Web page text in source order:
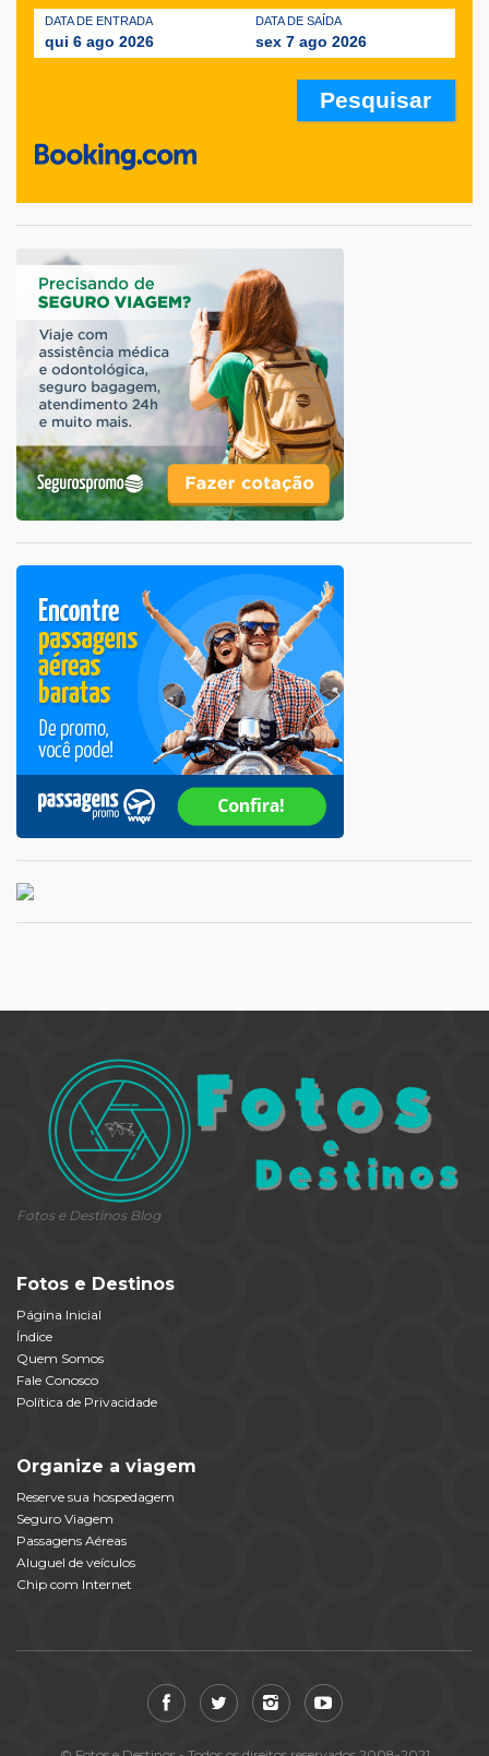
DATA DE ENTRADA
qui 6 ago 2026
DATA DE SAÍDA
sex 7 ago 2026
Fotos e Destinos Blog
Fotos e Destinos
Página Inicial
Índice
Quem Somos
Fale Conosco
Política de Privacidade
Organize a viagem
Reserve sua hospedagem
Seguro Viagem
Passagens Aéreas
Aluguel de veículos
Chip com Internet